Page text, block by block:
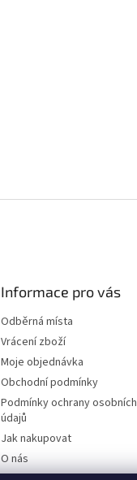
Informace pro vás
Odběrná místa
Vrácení zboží
Moje objednávka
Obchodní podmínky
Podmínky ochrany osobních
údajů
Jak nakupovat
O nás